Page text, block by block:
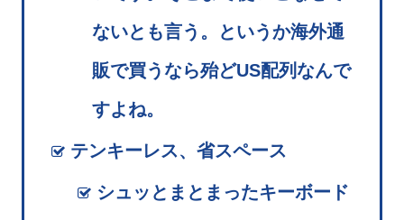
ないとも言う。というか海外通
販で買うなら殆どUS配列なんで
すよね。
テンキーレス、省スペース
シュッとまとまったキーボード